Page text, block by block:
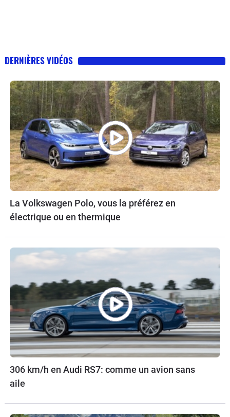
DERNIÈRES VIDÉOS
La Volkswagen Polo, vous la préférez en
électrique ou en thermique
306 km/h en Audi RS7: comme un avion sans
aile